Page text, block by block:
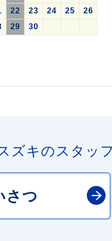
22 23 24 25
26
29 30
ズキのスタッ
さつ